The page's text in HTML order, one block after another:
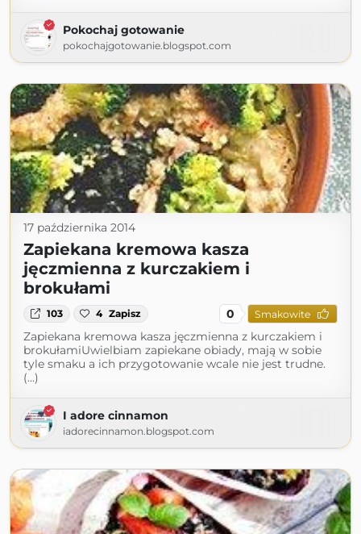
Pokochaj gotowanie
pokochajgotowanie.blogspot.com
17 października 2014
Zapiekana kremowa kasza
jęczmienna z kurczakiem i
brokułami
103 4 Zapisz 0 Smakowite
Zapiekana kremowa kasza jęczmienna z kurczakiem i
brokułamiUwielbiam zapiekane obiady, mają w sobie
tyle smaku a ich przygotowanie wcale nie jest trudne.
(...)
I adore cinnamon
iadorecinnamon.blogspot.com